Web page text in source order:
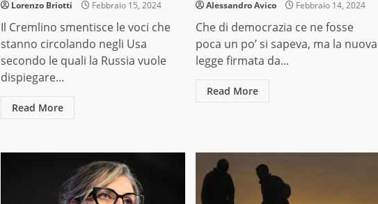
Lorenzo Briotti Febbraio 15, 2024
Il Cremlino smentisce le voci che
stanno circolando negli Usa
secondo le quali la Russia vuole
dispiegare...
Read More
Alessandro Avico Febbraio 14, 2024
Che di democrazia ce ne fosse
poca un po’ si sapeva, ma la nuova
legge firmata da...
Read More